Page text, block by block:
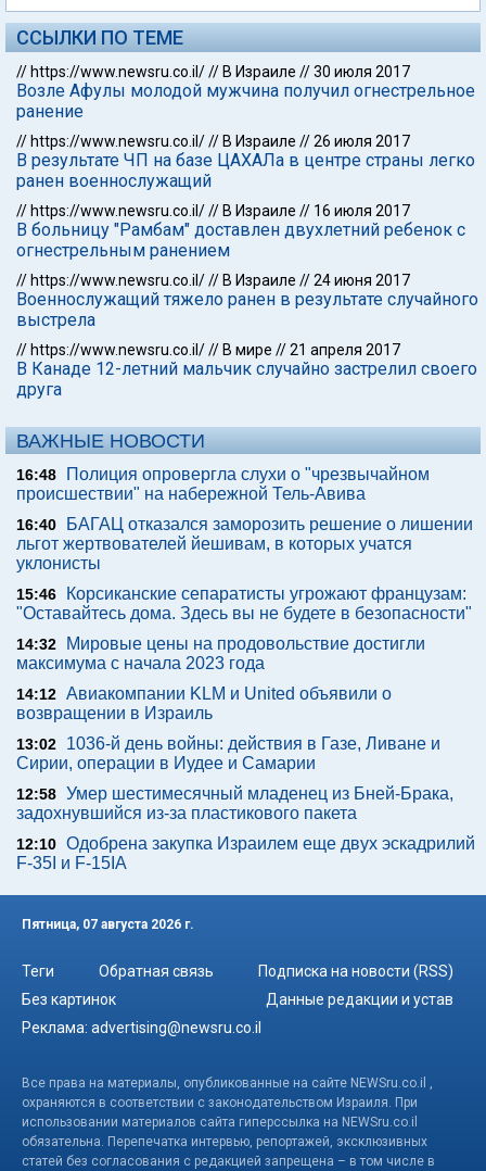
ССЫЛКИ ПО ТЕМЕ
// https://www.newsru.co.il/// В Израиле //30 июля 2017
Возле Афулы молодой мужчина получил огнестрельное
ранение
// https://www.newsru.co.il/// В Израиле //26 июля 2017
В результате ЧП на базе ЦАХАЛа в центре страны легко
ранен военнослужащий
// https://www.newsru.co.il/// В Израиле // 16 июля 2017
В больницу "Рамбам" доставлен двухлетний ребенок с
огнестрельным ранением
// https://www.newsru.co.il/// В Израиле //24 июня 2017
Военнослужащий тяжело ранен в результате случайного
выстрела
// https://www.newsru.co.il/// В мире //21 апреля 2017
В Канаде 12-летний мальчик случайно застрелил своего
друга
ВАЖНЫЕ НОВОСТИ
16:48
Полиция опровергла слухи о "чрезвычайном
происшествии" на набережной Тель-Авива
16:40
БАГАЦ отказался заморозить решение о лишении
льгот жертвователей йешивам, в которых учатся
уклонисты
15:46
Корсиканские сепаратисты угрожают французам:
"Оставайтесь дома. Здесь вы не будете в безопасности"
14:32
Мировые цены на продовольствие достигли
максимума с начала 2023 года
14:12 Авиакомпании KLM и United объявили о
возвращении в Израиль
13:02
1036-й день войны: действия в Газе, Ливане и
Сирии, операции в Иудее и Самарии
12:58 Умер шестимесячный младенец из Бней-Брака,
задохнувшийся из-за пластикового пакета
12:10 Одобрена закупка Израилем еще двух эскадрилий
F-35I и F-15IA
Пятница, 07 августа 2026 г.
Теги Обратная связь
Подписка на новости (RSS)
Без картинок
Данные редакции и устав
Реклама: advertising@newsru.co.il
Все права на материалы, опубликованные на сайте NEWSru.co.il ,
охраняются в соответствии с законодательством Израиля. При
использовании материалов сайта гиперссылка на NEWSru.co.il
обязательна. Перепечатка интервью, репортажей, эксклюзивных
статей без согласования с редакцией запрещена – в том числе в